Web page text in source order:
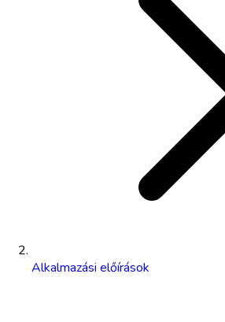
Alkalmazási előírások